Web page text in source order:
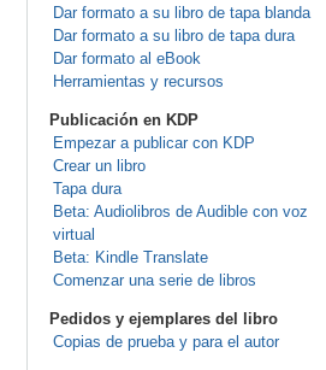
Dar formato a su libro de tapa blanda
Dar formato a su libro de tapa dura
Dar formato al eBook
Herramientas y recursos
Publicación en KDP
Empezar a publicar con KDP
Crear un libro
Tapa dura
Beta: Audiolibros de Audible con voz
virtual
Beta: Kindle Translate
Comenzar una serie de libros
Pedidos y ejemplares del libro
Copias de prueba y para el autor